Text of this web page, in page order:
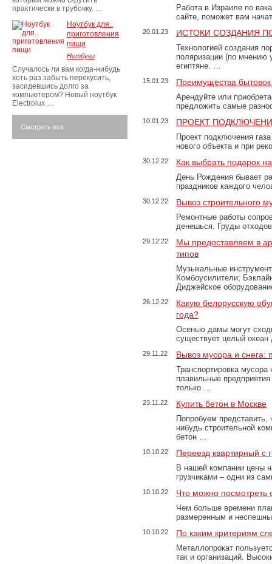
Работа в Израиле по
сайте, поможет вам
20.01.23 ИСТОКИ СОЗДАНИЯ
Технологией создания
поляризации (по
египтяне. …
15.01.23 Преимущества
Арендуйте или
предложить самые
10.01.23 ПРОЕКТ
Проект подключения
нового объекта и при
30.12.22 Как выбрать подарок
День Рождения бывает
праздников каждого
30.12.22 Вывоз строительного
Ремонтные работы
денешься. Груды
29.12.22
Мы предоставляем в
типов
Музыкальные
Комбоусилители;
Диджейское
26.12.22
Какую белорусскую
года?
Осенью дамы могут
существует целый
29.11.22 Вывоз мусора и
Транспортировка
плавильные
только …
23.11.22 Купить бетон в Москве
Попробуем представить,
нибудь строительной
бетон …
10.10.22 Переезд квартирный с
В нашей компании цены
грузчиками – одни из
10.10.22 Что можно посмотреть
Чем больше времени
размеренным и
10.10.22 По каким критериям
Металлопрокат
так и организаций.
практически в трубочку. …
Ноутбук для..
приготовления
пищи
Нетбуки
Случалось ли вам когда-нибудь
хоть раз забыть перекусить,
засидевшись долго за
компьютером? Новый ноутбук
Electrolux …
Смотреть все